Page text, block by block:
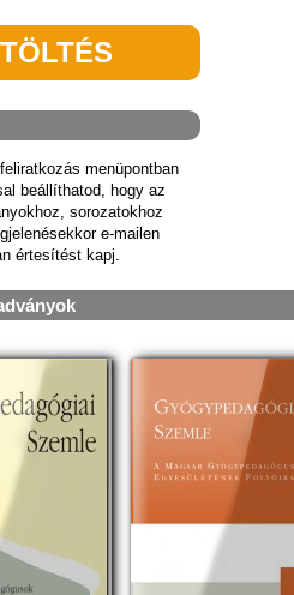
menüpontban
beállíthatod, hogy az
sorozatokhoz
e-mailen
értesítést kapj.